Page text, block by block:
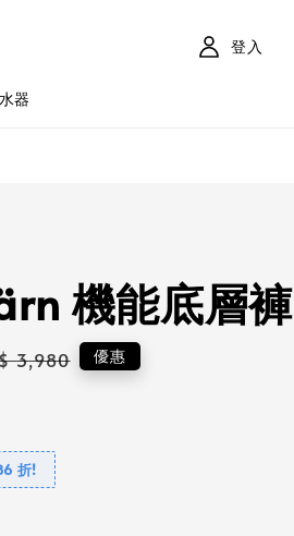
器
登入
機能底層褲
3,980 優惠
折!